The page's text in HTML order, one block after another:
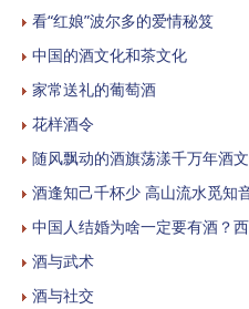
看“红娘”波尔多的爱情秘笈
中国的酒文化和茶文化
家常送礼的葡萄酒
花样酒令
随风飘动的酒旗荡漾千万年酒
酒逢知己千杯少 高山流水觅知
中国人结婚为啥一定要有酒？
酒与武术
酒与社交